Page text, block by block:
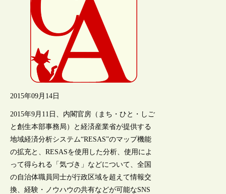
2015年09月14日
2015年9月11日、内閣官房（まち・ひと・しご
と創生本部事務局）と経済産業省が提供する
地域経済分析システム“RESAS”のマップ機能
の拡充と、RESASを使用した分析、使用によ
って得られる「気づき」などについて、全国
の自治体職員同士が行政区域を超えて情報交
換、経験・ノウハウの共有などが可能なSNS